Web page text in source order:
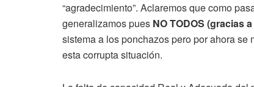
“agradecimiento”. Aclaremos que como
generalizamos pues NO TODOS (gracias
sistema a los ponchazos pero por ahora
esta corrupta situación.